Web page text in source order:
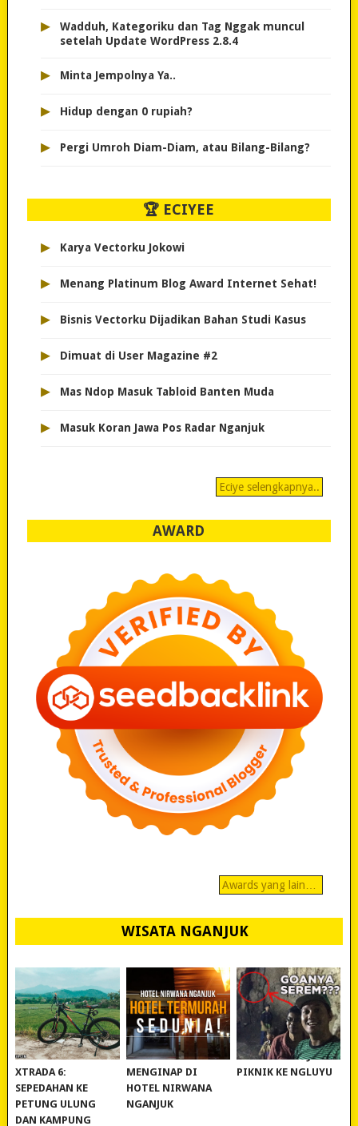
▸
Wadduh, Kategoriku dan Tag Nggak muncul
setelah Update WordPress 2.8.4
▸ Minta Jempolnya Ya..
▸ Hidup dengan 0 rupiah?
▸ Pergi Umroh Diam-Diam, atau Bilang-Bilang?
🏆 ECIYEE
▸ Karya Vectorku Jokowi
▸ Menang Platinum Blog Award Internet Sehat!
▸ Bisnis Vectorku Dijadikan Bahan Studi Kasus
▸ Dimuat di User Magazine #2
▸ Mas Ndop Masuk Tabloid Banten Muda
▸ Masuk Koran Jawa Pos Radar Nganjuk
Eciye selengkapnya..
AWARD
Awards yang lain…
WISATA NGANJUK
REVIEW POLYGON
XTRADA 6:
SEPEDAHAN KE
PETUNG ULUNG
DAN KAMPUNG
MURAH BANGET!
MENGINAP DI
HOTEL NIRWANA
NGANJUK
WISATA NGANJUK:
PIKNIK KE NGLUYU